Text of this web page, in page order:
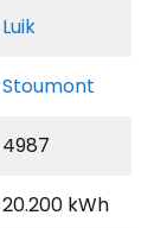
Luik
Stoumont
4987
20.200 kWh